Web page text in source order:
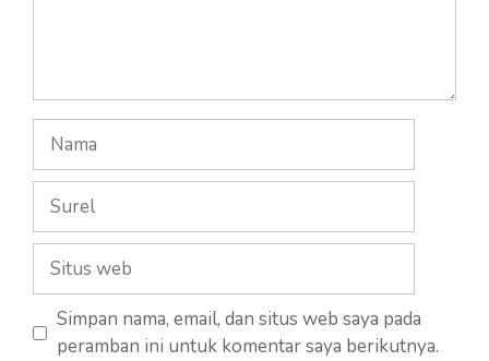
Nama
Surel
Situs
web
Simpan nama, email, dan situs web saya pada
peramban ini untuk komentar saya berikutnya.